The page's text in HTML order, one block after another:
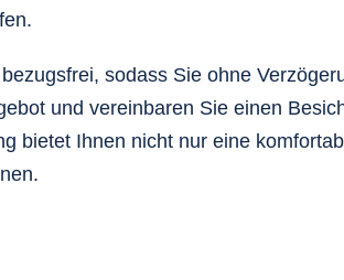
sodass Sie ohne
und vereinbaren Sie einen
bietet Ihnen nicht nur eine